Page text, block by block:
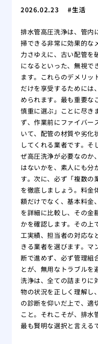
2026.02.23 生活
排水管高圧洗浄は、管内
掃できる非常に効果的な
力さゆえに、古い配管を
になるといった、無視で
ます。これらのデメリッ
だけを享受するためには
められます。最も重要な
慎重に選ぶ」ことに尽き
ず、作業前にファイバー
いて、配管の材質や劣化
してくれる業者です。そ
ぜ高圧洗浄が必要なのか
はないかを、素人にも分
す。次に、必ず「複数の
を徹底しましょう。料金
額だけでなく、基本料金
を詳細に比較し、その金
かを確認します。その上
工実績、担当者の対応な
きる業者を選びます。マ
断で進めず、必ず管理組
とが、無用なトラブルを
洗浄は、全ての詰まりに
物の状況を正しく理解し
の診断を仰いだ上で、適
こと。それこそが、排水
最も賢明な選択と言える